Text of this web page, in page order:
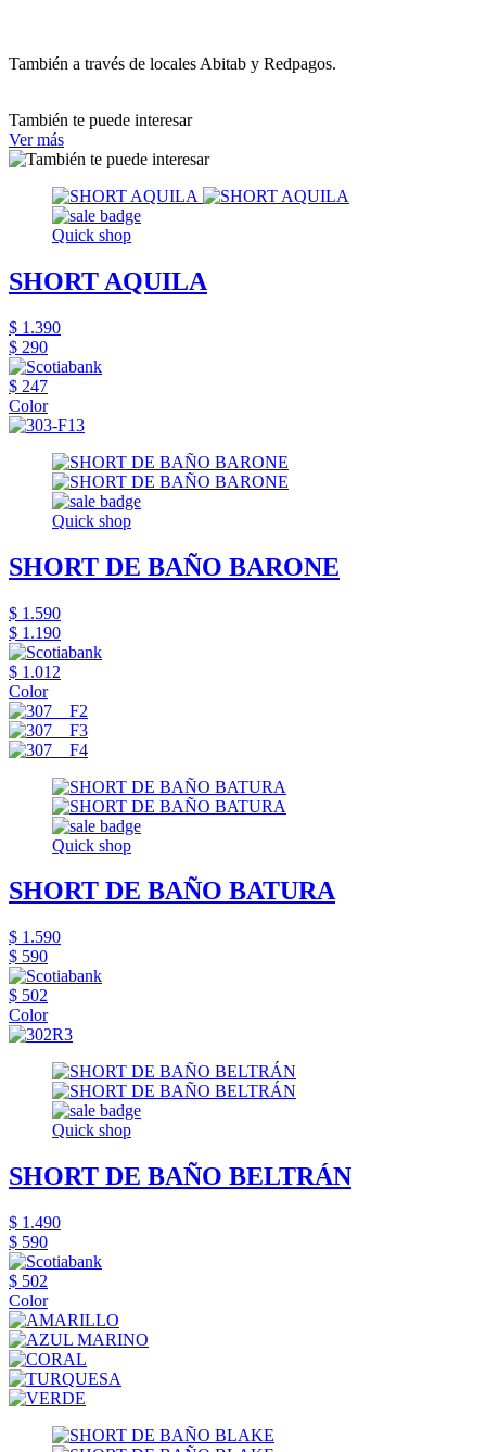
También a través de locales Abitab y Redpagos.
También te puede interesar
Ver más
Quick shop
SHORT AQUILA
$ 1.390
$ 290
$ 247
Color
Quick shop
SHORT DE BAÑO BARONE
$ 1.590
$ 1.190
$ 1.012
Color
Quick shop
SHORT DE BAÑO BATURA
$ 1.590
$ 590
$ 502
Color
Quick shop
SHORT DE BAÑO BELTRÁN
$ 1.490
$ 590
$ 502
Color